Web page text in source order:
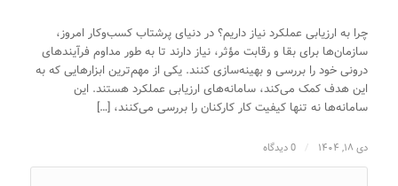
چرا به ارزیابی عملکرد نیاز داریم؟ در دنیای پرشتاب کسب‌وکار امروز،
سازمان‌ها برای بقا و رقابت مؤثر، نیاز دارند تا به طور مداوم فرآیندهای
درونی خود را بررسی و بهینه‌سازی کنند. یکی از مهم‌ترین ابزارهایی که به
این هدف کمک می‌کند، سامانه‌های ارزیابی عملکرد هستند. این
سامانه‌ها نه تنها کیفیت کار کارکنان را بررسی می‌کنند، […]
دی ۱۸, ۱۴۰۴ / 0 دیدگاه